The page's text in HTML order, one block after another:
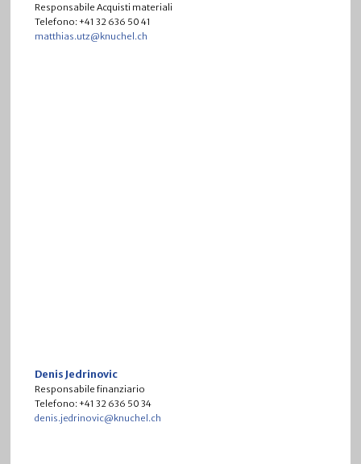
Responsabile Acquisti materiali
Telefono: +41 32 636 50 41
matthias.utz@knuchel.ch
Denis Jedrinovic
Responsabile finanziario
Telefono: +41 32 636 50 34
denis.jedrinovic@knuchel.ch